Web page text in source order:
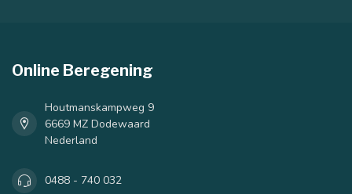
Online Beregening
Houtmanskampweg 9
6669 MZ Dodewaard
Nederland
0488 - 740 032